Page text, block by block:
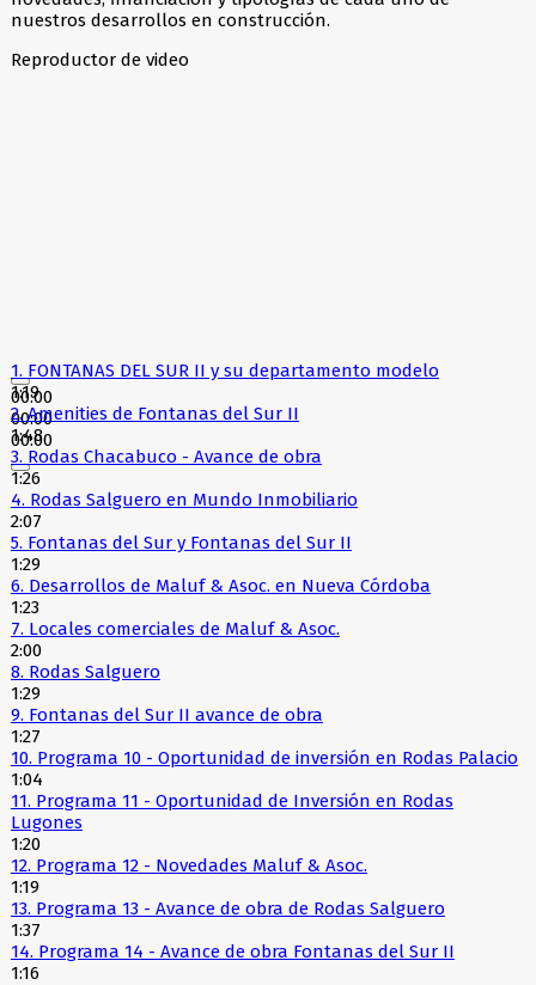
nuestros desarrollos en construcción.
Reproductor de video
00:00
00:00
00:00
1. FONTANAS DEL SUR II y su departamento modelo
1:19
2.Amenities de Fontanas del Sur II
1:48
3. Rodas Chacabuco - Avance de obra
1:26
4. Rodas Salguero en Mundo Inmobiliario
2:07
5. Fontanas del Sur y Fontanas del Sur II
1:29
6. Desarrollos de Maluf & Asoc. en Nueva Córdoba
1:23
7. Locales comerciales de Maluf & Asoc.
2:00
8. Rodas Salguero
1:29
9. Fontanas del Sur II avance de obra
1:27
10. Programa 10 - Oportunidad de inversión en Rodas Palacio
1:04
11. Programa 11 - Oportunidad de Inversión en Rodas
Lugones
1:20
12. Programa 12 - Novedades Maluf & Asoc.
1:19
13. Programa 13 - Avance de obra de Rodas Salguero
1:37
14. Programa 14 - Avance de obra Fontanas del Sur II
1:16